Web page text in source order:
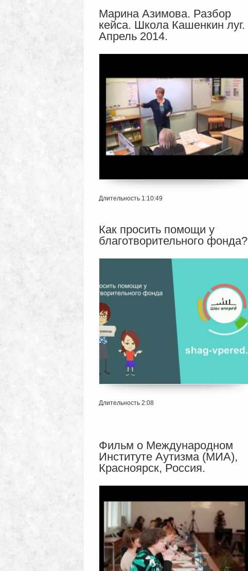
Марина Азимова. Разбор
кейса. Школа Кашенкин луг.
Апрель 2014.
Длительность 1:10:49
Как просить помощи у
благотворительного фонда?
Длительность 2:08
Фильм о Международном
Институте Аутизма (МИА),
Красноярск, Россия.